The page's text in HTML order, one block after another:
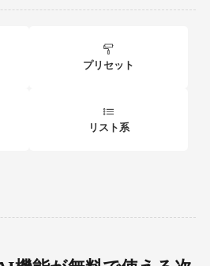
プリセット
リスト系